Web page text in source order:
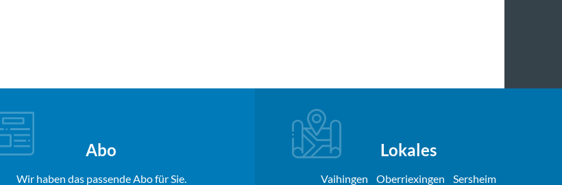
Abo
Wir haben das passende Abo für Sie.
Lokales
Vaihingen Oberriexingen
Sersheim